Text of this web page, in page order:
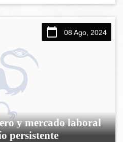
08 Ago, 2024
y mercado laboral
persistente